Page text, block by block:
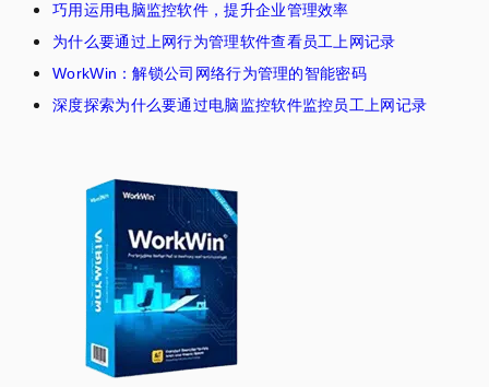
巧用运用电脑监控软件，提升企业管理效率
为什么要通过上网行为管理软件查看员工上网记录
WorkWin：解锁公司网络行为管理的智能密码
深度探索为什么要通过电脑监控软件监控员工上网记录